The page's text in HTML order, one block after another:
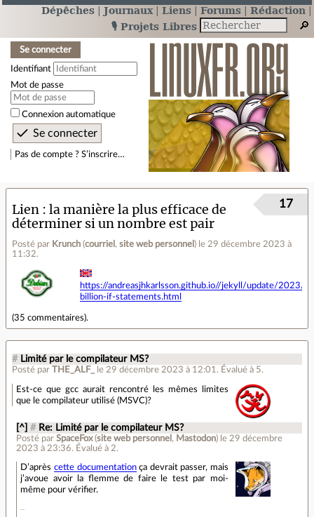
Dépêches Journaux Liens Forums
Rédaction
🎙️ Projets Libres
Se connecter
Identifiant
Mot de passe
Connexion automatique
Pas de compte ? S’inscrire…
Lien
la manière la plus efficace de
déterminer si un nombre est pair
Posté par Krunch (courriel , site web personnel ) le 29 décembre 2023 à
11:32.
17
https://andreasjhkarlsson.github.io//jekyll/update/2023/
billion-if-statements.html
(35 commentaires).
# Limité par le compilateur MS?
Posté par THE_ALF_ le 29 décembre 2023 à 12:01 . Évalué à 5.
Est-ce que gcc aurait rencontré les mêmes limites
que le compilateur utilisé (MSVC)?
[^] # Re: Limité par le compilateur MS?
Posté parSpaceFox(site web personnel , Mastodon) le 29 décembre
2023 à 23:36. Évalué à 2.
D’après cette documentationça devrait passer, mais
j’avoue avoir la flemme de faire le test par moi-
même pour vérifier.